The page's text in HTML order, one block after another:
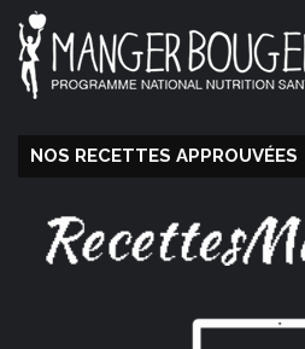
NOS RECETTES APPROUVÉES